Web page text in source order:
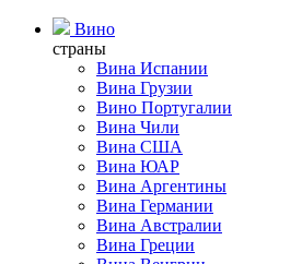
Вино
страны
Вина Испании
Вина Грузии
Вино Португалии
Вина Чили
Вина США
Вина ЮАР
Вина Аргентины
Вина Германии
Вина Австралии
Вина Греции